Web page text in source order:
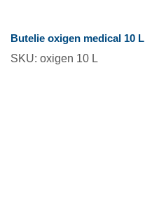
Butelie oxigen medical 10 L
SKU: oxigen 10 L